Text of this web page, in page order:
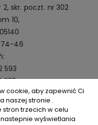
2, skr. poczt. nr 302
10,
74-46
593
055
cookie, aby zapewnić Ci
naszej stronie .
stron trzecich w celu
wyświetlania